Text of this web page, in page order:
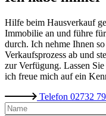
Hilfe beim Hausverkauf
Immobilie an und führe
durch. Ich nehme Ihnen
Verkaufsprozess ab und
zur Verfügung. Lassen
ich freue mich auf ein
Telefon 02732